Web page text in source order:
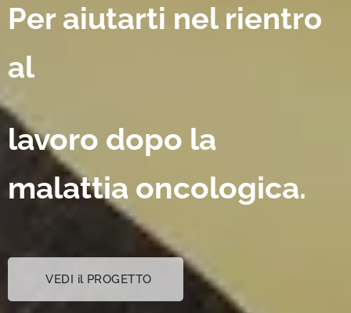
Per aiutarti nel rientro
al
lavoro dopo la
malattia oncologica.
VEDI il PROGETTO